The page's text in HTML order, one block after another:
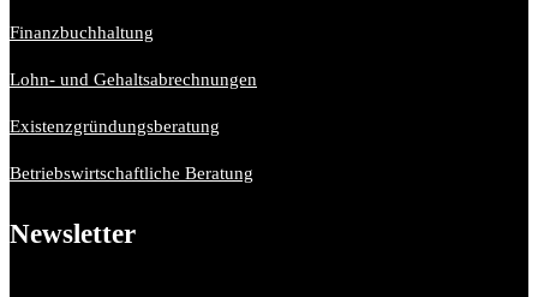
Finanzbuchhaltung
Lohn- und Gehaltsabrechnungen
Existenzgründungsberatung
Betriebswirtschaftliche Beratung
Newsletter